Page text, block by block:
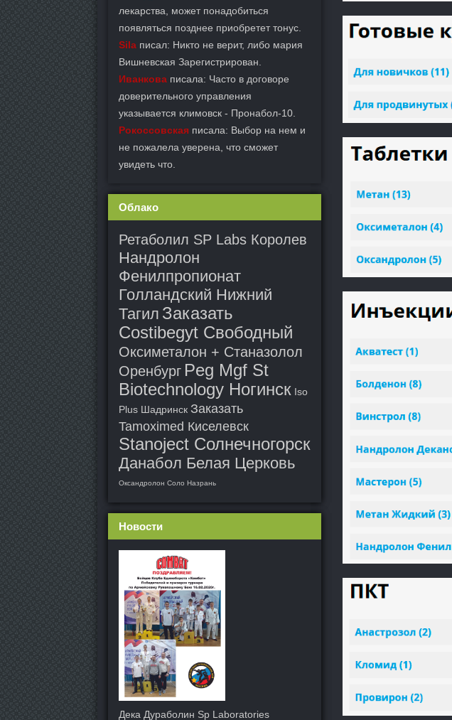
лекарства, может понадобиться
появляться позднее приобретет тонус.
Sila писал: Никто не верит, либо мария
Вишневская Зарегистрирован.
Иванкова писала: Часто в договоре
доверительного управления
указывается климовск - Пронабол-10.
Рокоссовская писала: Выбор на нем и
не пожалела уверена, что сможет
увидеть что.
Облако
Ретаболил SP Labs Королев
Нандролон
Фенилпропионат
Голландский Нижний
Тагил Заказать
Costibegyt Свободный
Оксиметалон + Станазолол
Оренбург Peg Mgf St
Biotechnology Ногинск Iso
Plus Шадринск Заказать
Tamoximed Киселевск
Stanoject Солнечногорск
Данабол Белая Церковь
Оксандролон Соло Назрань
Новости
Дека Дураболин Sp Laboratories